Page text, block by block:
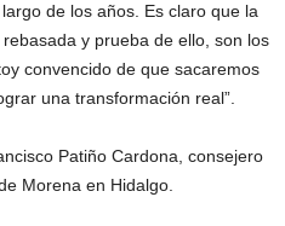
de los años. Es claro que la
y prueba de ello, son los
convencido de que sacaremos
una transformación real”.
Patiño Cardona, consejero
Morena en Hidalgo.